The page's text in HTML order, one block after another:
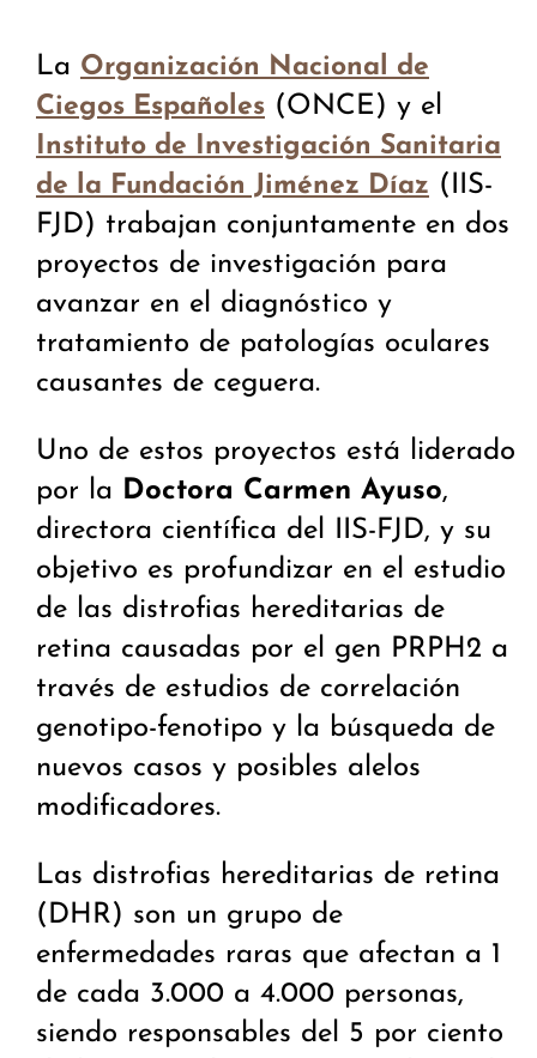
La Organización Nacional de
Ciegos Españoles (ONCE) y el
Instituto de Investigación Sanitaria
de la Fundación Jiménez Díaz (IIS-
FJD) trabajan conjuntamente en dos
proyectos de investigación para
avanzar en el diagnóstico y
tratamiento de patologías oculares
causantes de ceguera.
Uno de estos proyectos está liderado
por la Doctora Carmen Ayuso,
directora científica del IIS-FJD, y su
objetivo es profundizar en el estudio
de las distrofias hereditarias de
retina causadas por el gen PRPH2 a
través de estudios de correlación
genotipo-fenotipo y la búsqueda de
nuevos casos y posibles alelos
modificadores.
Las distrofias hereditarias de retina
(DHR) son un grupo de
enfermedades raras que afectan a 1
de cada 3.000 a 4.000 personas,
siendo responsables del 5 por ciento